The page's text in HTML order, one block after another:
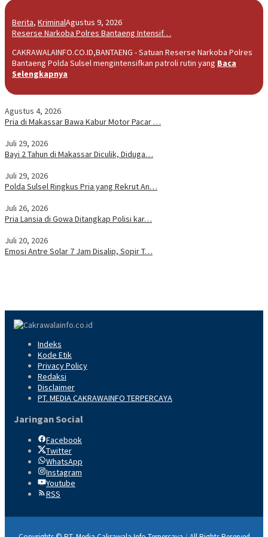
Berita, KriminalAgustus 9, 2026
Reserse Narkoba Polres Bantaeng Intensif…
CAKRAWALAINFO.CO.ID,BANTAENG - Satuan Reserse Narkoba Polres
Bantaeng Polda Sulsel mengintensifkan patroli rutin yang Baca
Selengkapnya
Agustus 4, 2026
Pria di Makassar Bawa Kabur Motor Pacar …
Juli 29, 2026
Bayi 2 Tahun di Makassar Diculik, Diduga…
Juli 29, 2026
Polda Sulsel Ringkus Pria yang Rekrut An…
Juli 26, 2026
Pria Lansia di Gowa Ditangkap Polisi kar…
Juli 20, 2026
Emosi Antre Solar 7 Jam Disalip, Sopir T…
Indeks
Kode Etik
Privacy Policy
Redaksi
Disclaimer
PT. MEDIA CAKRAWAINFO TERPERCAYA
Jaringan Social
Facebook
Twitter
WhatsApp
Instagram
Youtube
RSS